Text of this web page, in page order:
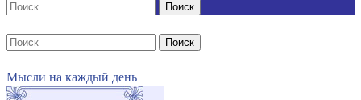
Поиск
Поиск
Мысли на каждый день